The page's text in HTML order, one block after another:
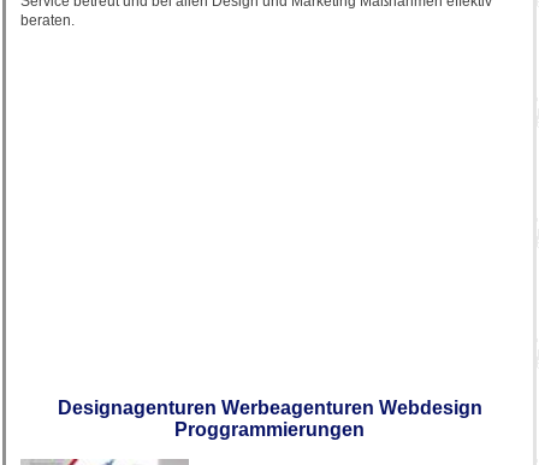
beraten.
Designagenturen Werbeagenturen Webdesign
Proggrammierungen